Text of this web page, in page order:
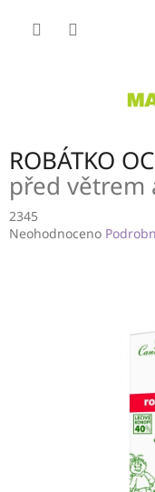
ROBÁTKO
před větrem
2345
Průměrné
Neohodnoceno